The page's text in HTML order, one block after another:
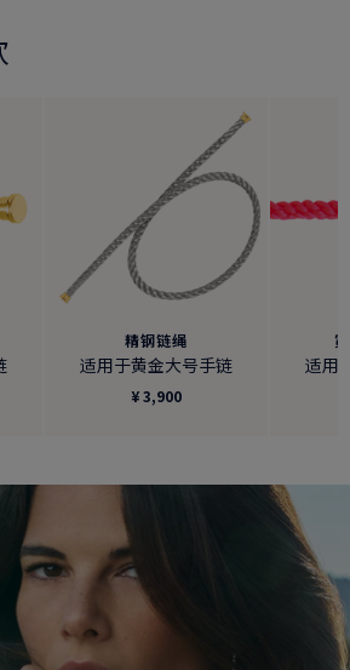
精钢链绳
适用于黄金大号手链
¥ 3,900
适用